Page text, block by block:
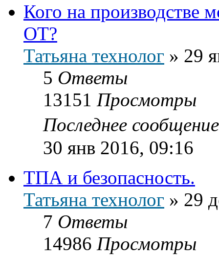
Кого на производстве
ОТ?
Татьяна технолог » 29
5 Ответы
13151 Просмотры
Последнее
30 янв 2016, 09:16
ТПА и безопасность.
Татьяна технолог » 29
7 Ответы
14986 Просмотры